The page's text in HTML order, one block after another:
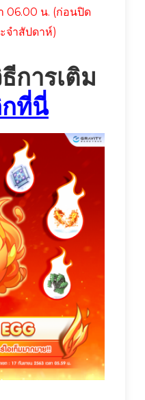
06.00 น. (ก่อนปิด
จำสัปดาห์)
การเติม
ที่นี่